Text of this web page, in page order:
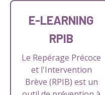
E-LEARNING
RPIB
Le Repérage Précoce
et l'Intervention
Brève (RPIB) est un